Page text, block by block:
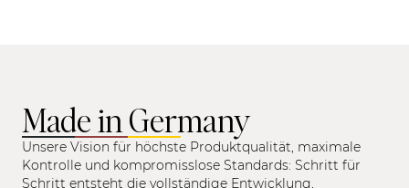
Made in Germany
Unsere Vision für höchste Produktqualität, maximale
Kontrolle und kompromisslose Standards: Schritt für
Schritt entsteht die vollständige Entwicklung,